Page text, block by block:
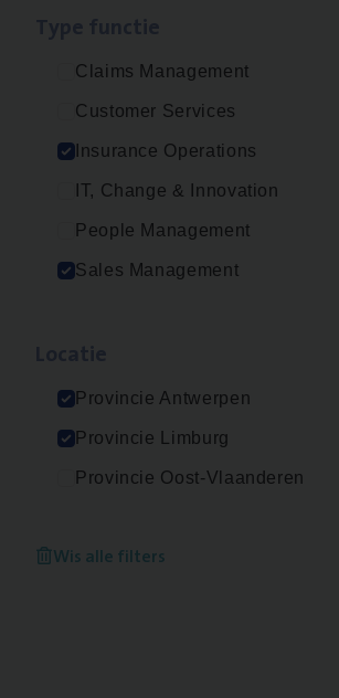
Claims Management
Customer Services
Insurance Operations
IT, Change & Innovation
People Management
Sales Management
Provincie Antwerpen
Provincie Limburg
Provincie Oost-Vlaanderen
Wis alle filters